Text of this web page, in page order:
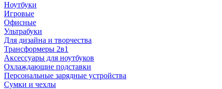
Ноутбуки
Игровые
Офисные
Ультрабуки
Для дизайна и творчества
Трансформеры 2в1
Аксессуары для ноутбуков
Охлаждающие подставки
Персональные зарядные устройства
Сумки и чехлы